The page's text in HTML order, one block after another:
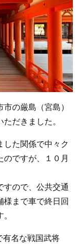
の厳島（宮島）
だきました。
した関係で中々ク
のですが、１０月
すので、公共交通
様まで車で終日回
有名な戦国武将